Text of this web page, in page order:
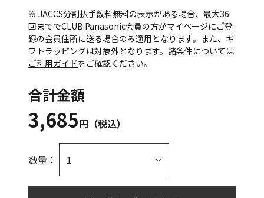
※ JACCS分割払手数料無料の表示がある場合、最大36
回まででCLUB Panasonic会員の方がマイページにご登
録の会員住所に送る場合のみ適用となります。また、ギ
フトラッピングは対象外となります。諸条件については
ご利用ガイドをご確認ください。
合計金額
3,685円（税込）
数量：